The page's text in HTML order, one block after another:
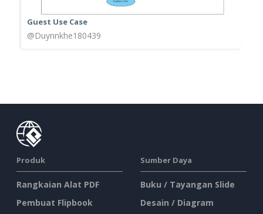
Guest Use Case
@Duynnkhe180439
Produk
Rangkaian Alat PDF
Pembuat Flipbook
Sumber Daya
Buku / Tayangan Slide
Desain / Diagram